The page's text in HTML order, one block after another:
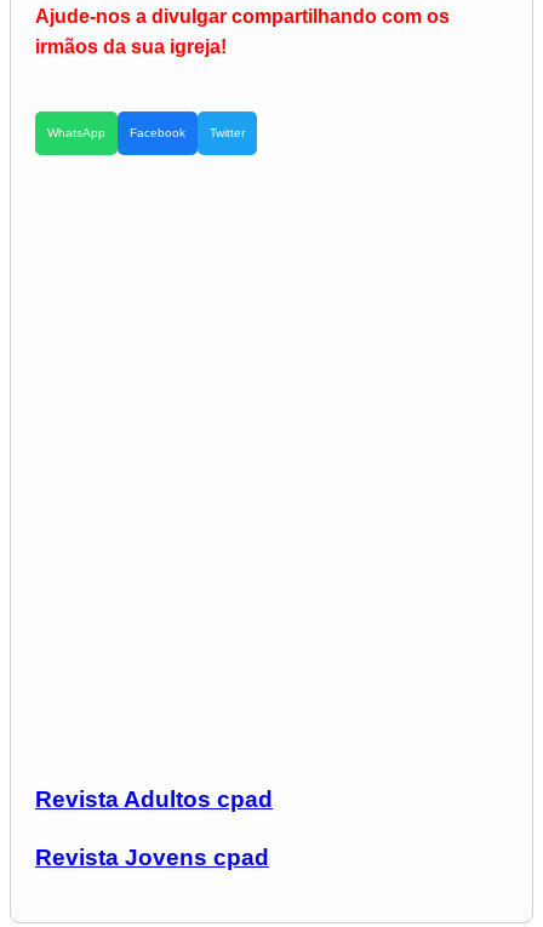
Ajude-nos a divulgar compartilhando com os
irmãos da sua igreja!
WhatsApp Facebook Twitter
Revista Adultos cpad
Revista Jovens cpad